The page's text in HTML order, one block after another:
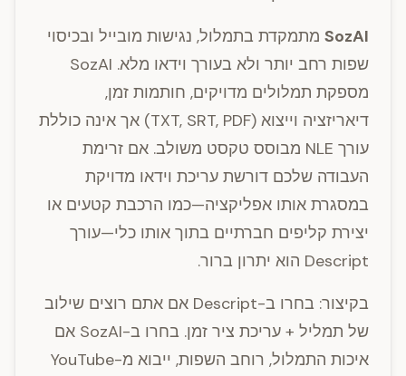
SozAI מתמקדת בתמלול, נגישות מובייל ובכיסוי
שפות רחב יותר ולא בעורך וידאו מלא. SozAI
מספקת תמלולים מדויקים, חותמות זמן,
דיאריזציה וייצוא (TXT, SRT, PDF) אך אינה כוללת
עורך NLE מבוסס טקסט משולב. אם זרימת
העבודה שלכם דורשת עריכת וידאו מדויקת
במסגרת אותו אפליקציה—כמו הרכבת קטעים או
יצירת קליפים חברתיים בתוך אותו כלי—עורך
Descript הוא יתרון ברור.
בקיצור: בחרו ב-Descript אם אתם רוצים שילוב
של תמליל + עריכת ציר זמן. בחרו ב-SozAI אם
איכות התמלול, רוחב השפות, ייבוא מ-YouTube